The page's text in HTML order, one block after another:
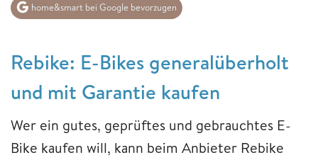
home&smart bei Google bevorzugen
Rebike: E-Bikes generalüberholt
und mit Garantie kaufen
Wer ein gutes, geprüftes und gebrauchtes E-
Bike kaufen will, kann beim Anbieter Rebike